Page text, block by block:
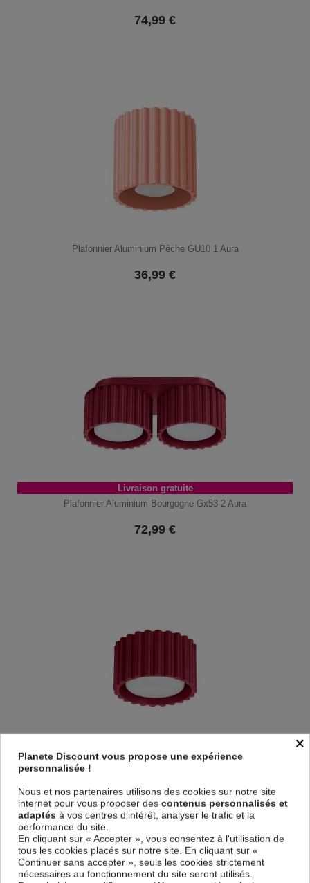
74,99 €
Plafonnier Aluminium Pêche GU10 1 Aura
36,99 €
Livraison gratuite
Plafonnier Aluminium Bourgogne Gx53 2 Aura
72,99 €
Plafonnier Aluminium Bourgogne Gx53 1 Aura
32,99 €
×
Planete Discount vous propose une expérience
personnalisée !
Nous et nos partenaires utilisons des cookies sur notre site
internet pour vous proposer des contenus personnalisés et
adaptés à vos centres d’intérêt, analyser le trafic et la
performance du site.
En cliquant sur « Accepter », vous consentez à l'utilisation de
tous les cookies placés sur notre site. En cliquant sur «
Continuer sans accepter », seuls les cookies strictement
nécessaires au fonctionnement du site seront utilisés.